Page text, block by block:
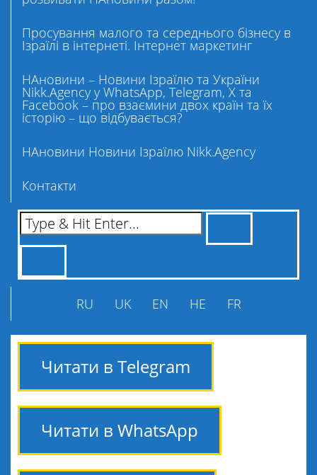
Просування малого та середнього бізнесу в
Ізраїлі в інтернеті. Інтернет маркетинг
НАновини – Новини Ізраїлю та України
Nikk.Agency у WhatsApp, Telegram, X та
Facebook – про взаємини двох країн та їх
історію – що відбувається?
НАновини Новини Ізраїлю Nikk.Agency
Контакти
RU UK EN HE FR
Читати в Telegram
Читати в WhatsApp